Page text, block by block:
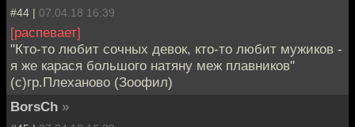
#44 | 07.04.18 16:39
[распевает]
"Кто-то любит сочных девок, кто-то любит мужиков -
я же карася большого натяну меж плавников"
(с)гр.Плеханово (Зоофил)
BorsCh »